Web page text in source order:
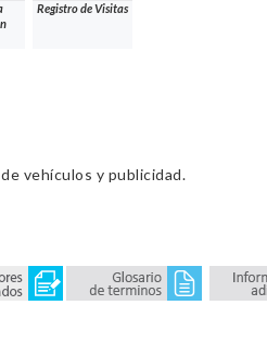
Registro de Visitas
vehículos y publicidad.